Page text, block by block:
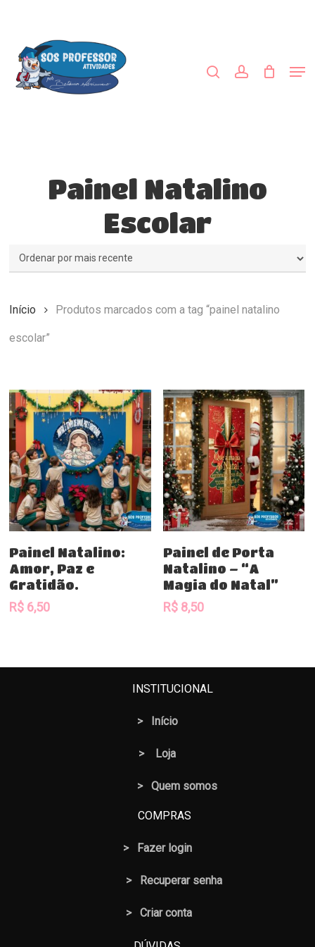
content
Painel Natalino
Escolar
Início Produtos marcados com a tag “painel natalino
escolar”
Comprar
Painel Natalino:
Amor, Paz e
Gratidão.
R$ 6,50
Comprar
Painel de Porta
Natalino – “A
Magia do Natal”
R$8,50
INSTITUCIONAL
> Início
> Loja
> Quem somos
COMPRAS
> Fazer login
> Recuperar senha
> Criar conta